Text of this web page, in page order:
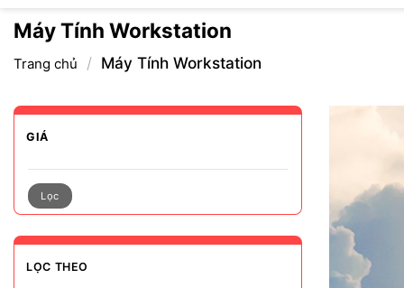
Máy Tính Workstation
Trang chủ / Máy Tính Workstation
GIÁ
Lọc
LỌC THEO